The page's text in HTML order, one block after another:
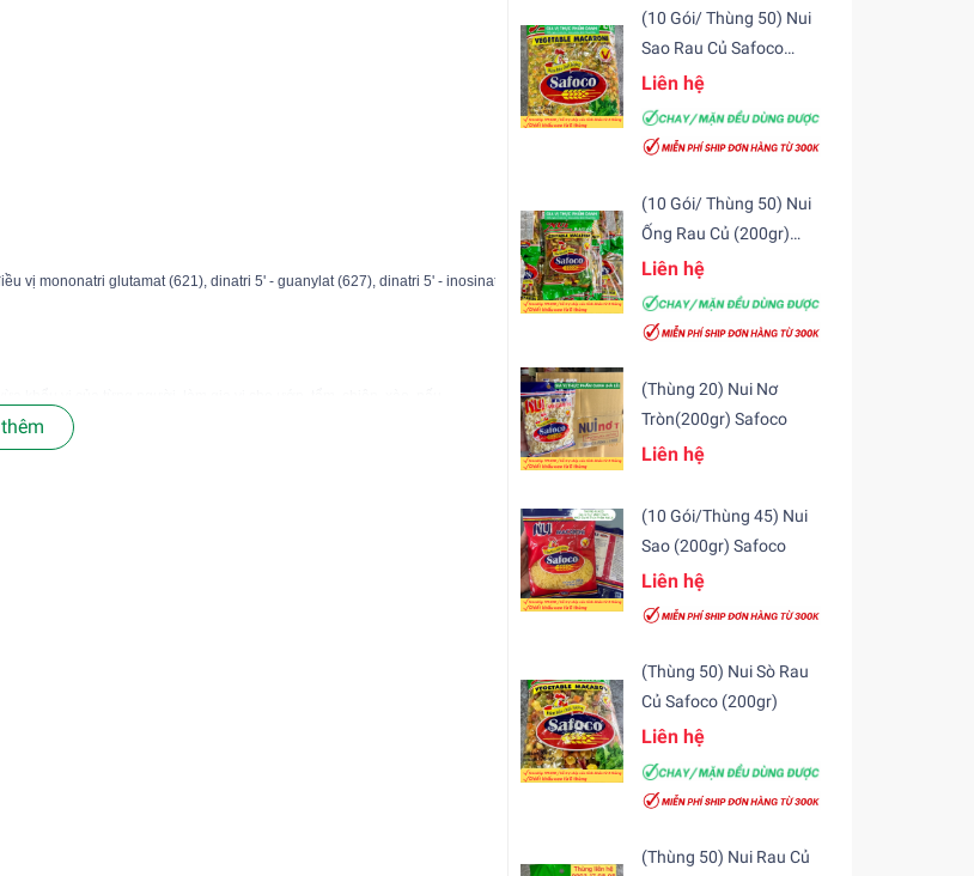
vị mononatri glutamat (621), dinatri 5' - guanylat (627), dinatri 5' - inosinat (631), aspartam (951), acesulfam kali (950), chất điều chỉnh độ acid
xào, bánh mì ốp la, bún chả giò, heo quay, vịt quay, đậu hũ chiên, chả lụa, thịt luộc,…
(10 Gói/ Thùng 50) Nui
Sao Rau Củ Safoco
(200gr)
Liên hệ
(10 Gói/ Thùng 50) Nui
Ống Rau Củ (200gr)
Safoco
Liên hệ
(Thùng 20) Nui Nơ
Tròn(200gr) Safoco
Liên hệ
(10 Gói/Thùng 45) Nui
Sao (200gr) Safoco
Liên hệ
(Thùng 50) Nui Sò Rau
Củ Safoco (200gr)
Liên hệ
(Thùng 50) Nui Rau Củ